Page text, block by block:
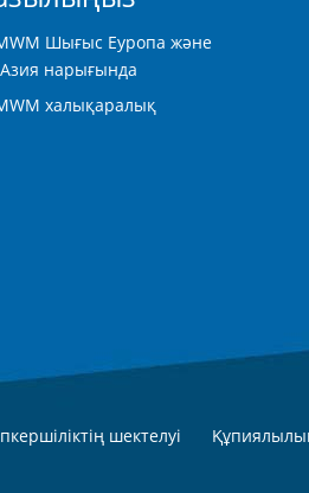
Шығыс Еуропа және
нарығында
халықаралық
шектелуі